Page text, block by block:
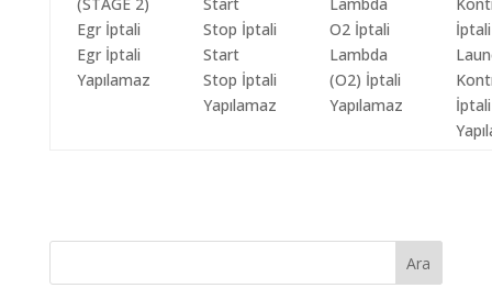
Egr İptali
Yapılamaz
Start
Stop İptali
Yapılamaz
Lambda
(O2) İptali
Yapılamaz
İptali
Ara